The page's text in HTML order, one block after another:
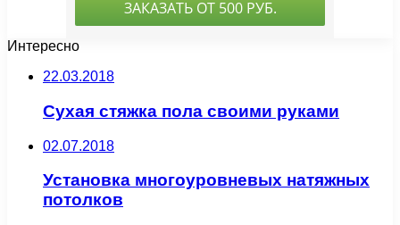
Интересно
22.03.2018
Сухая стяжка пола своими руками
02.07.2018
Установка многоуровневых натяжных
потолков